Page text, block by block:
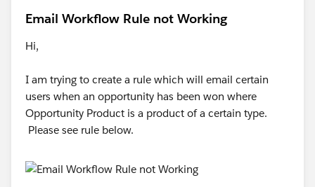
Email Workflow Rule not Working
Hi,
I am trying to create a rule which will email certain
users when an opportunity has been won where
Opportunity Product is a product of a certain type.
Please see rule below.